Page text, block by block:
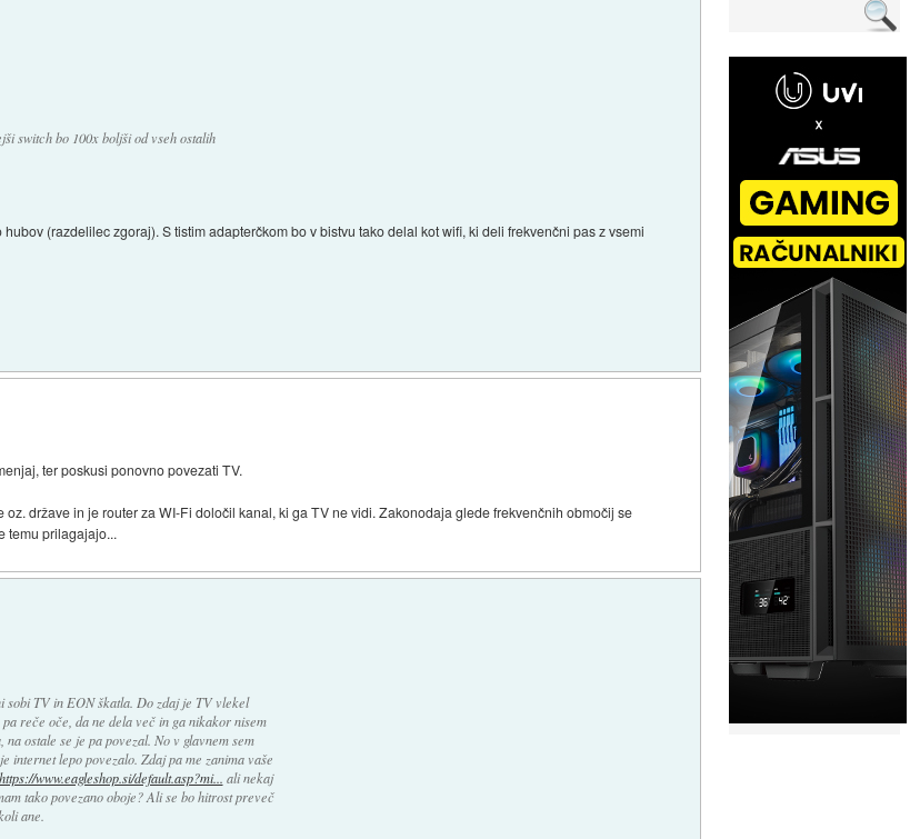
switch bo 100x boljši od vseh ostalih
(razdelilec zgoraj). S tistim adapterčkom bo v bistvu tako delal kot wifi, ki deli frekvenčni pas z vsemi
ter poskusi ponovno povezati TV.
države in je router za WI-Fi določil kanal, ki ga TV ne vidi. Zakonodaja glede frekvenčnih območij se
temu prilagajajo...
TV in EON škatla. Do zdaj je TV vlekel
reče oče, da ne dela več in ga nikakor nisem
ostale se je pa povezal. No v glavnem sem
internet lepo povezalo. Zdaj pa me zanima vaše
https://www.eagleshop.si/default.asp?mi... ali nekaj
tako povezano oboje? Ali se bo hitrost preveč
ane.